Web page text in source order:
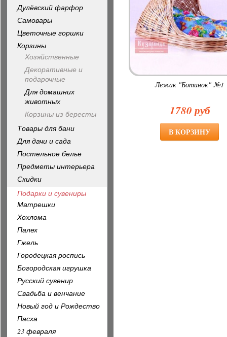
Лежак "Ботинок" №1
1780 руб
Дулёвский фарфор
Самовары
Цветочные горшки
Корзины
Хозяйственные
Декоративные и
подарочные
Для домашних
животных
Корзины из бересты
Товары для бани
Для дачи и сада
Постельное белье
Предметы интерьера
Скидки
Подарки и сувениры
Матрешки
Хохлома
Палех
Гжель
Городецкая роспись
Богородская игрушка
Русский сувенир
Свадьба и венчание
Новый год и Рождество
Пасха
23 февраля